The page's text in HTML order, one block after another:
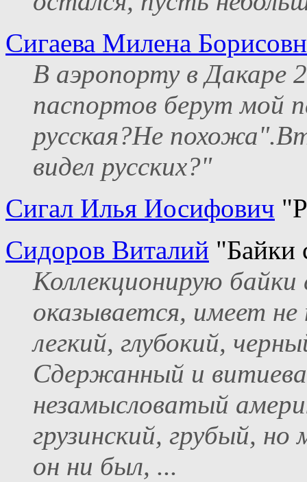
Сигаева Милена
В аэропорту в Дакаре
паспортов берут мой
русская?Не
видел русских?"
Сигал Илья Иосифович
Сидоров Виталий "Байки
Коллекционирую
оказывается, имеет
легкий, глубокий,
Сдержанный и
незамысловатый
грузинский, грубый,
он ни был, ...